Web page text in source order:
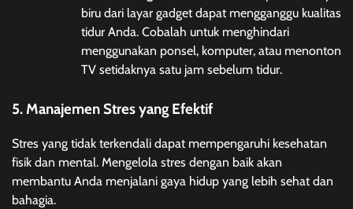
biru dari layar gadget dapat mengganggu kualitas
tidur Anda. Cobalah untuk menghindari
menggunakan ponsel, komputer, atau menonton
TV setidaknya satu jam sebelum tidur.
5. Manajemen Stres yang Efektif
Stres yang tidak terkendali dapat mempengaruhi kesehatan
fisik dan mental. Mengelola stres dengan baik akan
membantu Anda menjalani gaya hidup yang lebih sehat dan
bahagia.